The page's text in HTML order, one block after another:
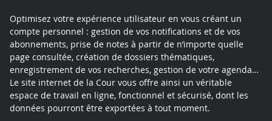
Optimisez votre expérience utilisateur en vous créant un
compte personnel : gestion de vos notifications et de vos
abonnements, prise de notes à partir de n’importe quelle
page consultée, création de dossiers thématiques,
enregistrement de vos recherches, gestion de votre agenda…
Le site internet de la Cour vous offre ainsi un véritable
espace de travail en ligne, fonctionnel et sécurisé, dont les
données pourront être exportées à tout moment.